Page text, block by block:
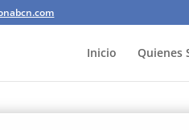
Inicio Quienes